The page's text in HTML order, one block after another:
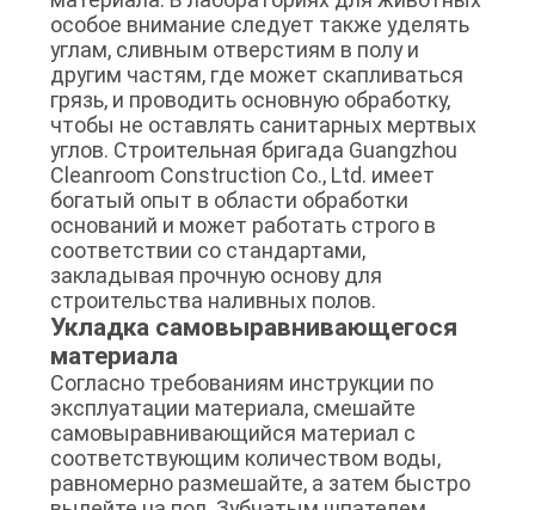
особое внимание следует также уделять
углам, сливным отверстиям в полу и
другим частям, где может скапливаться
грязь, и проводить основную обработку,
чтобы не оставлять санитарных мертвых
углов. Строительная бригада Guangzhou
Cleanroom Construction Co., Ltd. имеет
богатый опыт в области обработки
оснований и может работать строго в
соответствии со стандартами,
закладывая прочную основу для
строительства наливных полов.
Укладка самовыравнивающегося
материала
Согласно требованиям инструкции по
эксплуатации материала, смешайте
самовыравнивающийся материал с
соответствующим количеством воды,
равномерно размешайте, а затем быстро